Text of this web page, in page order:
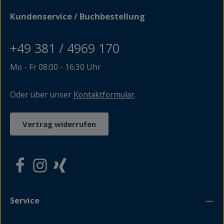
niederdeutschen Dichter auf spätere
beeinflusst wurde, sind die Erzählungen Brinckmans
deutlich im Werk Uwe Johnsons präsent; in der
Nachfolge Groths steht der Holsteiner Johann Hinrich
Fehrs.
Kundenservice / Buchbestellung
+49 381 / 4969 170
Mo - Fr 08:00 - 16:30 Uhr
Oder über unser Kontaktformular.
Vertrag widerrufen
Service